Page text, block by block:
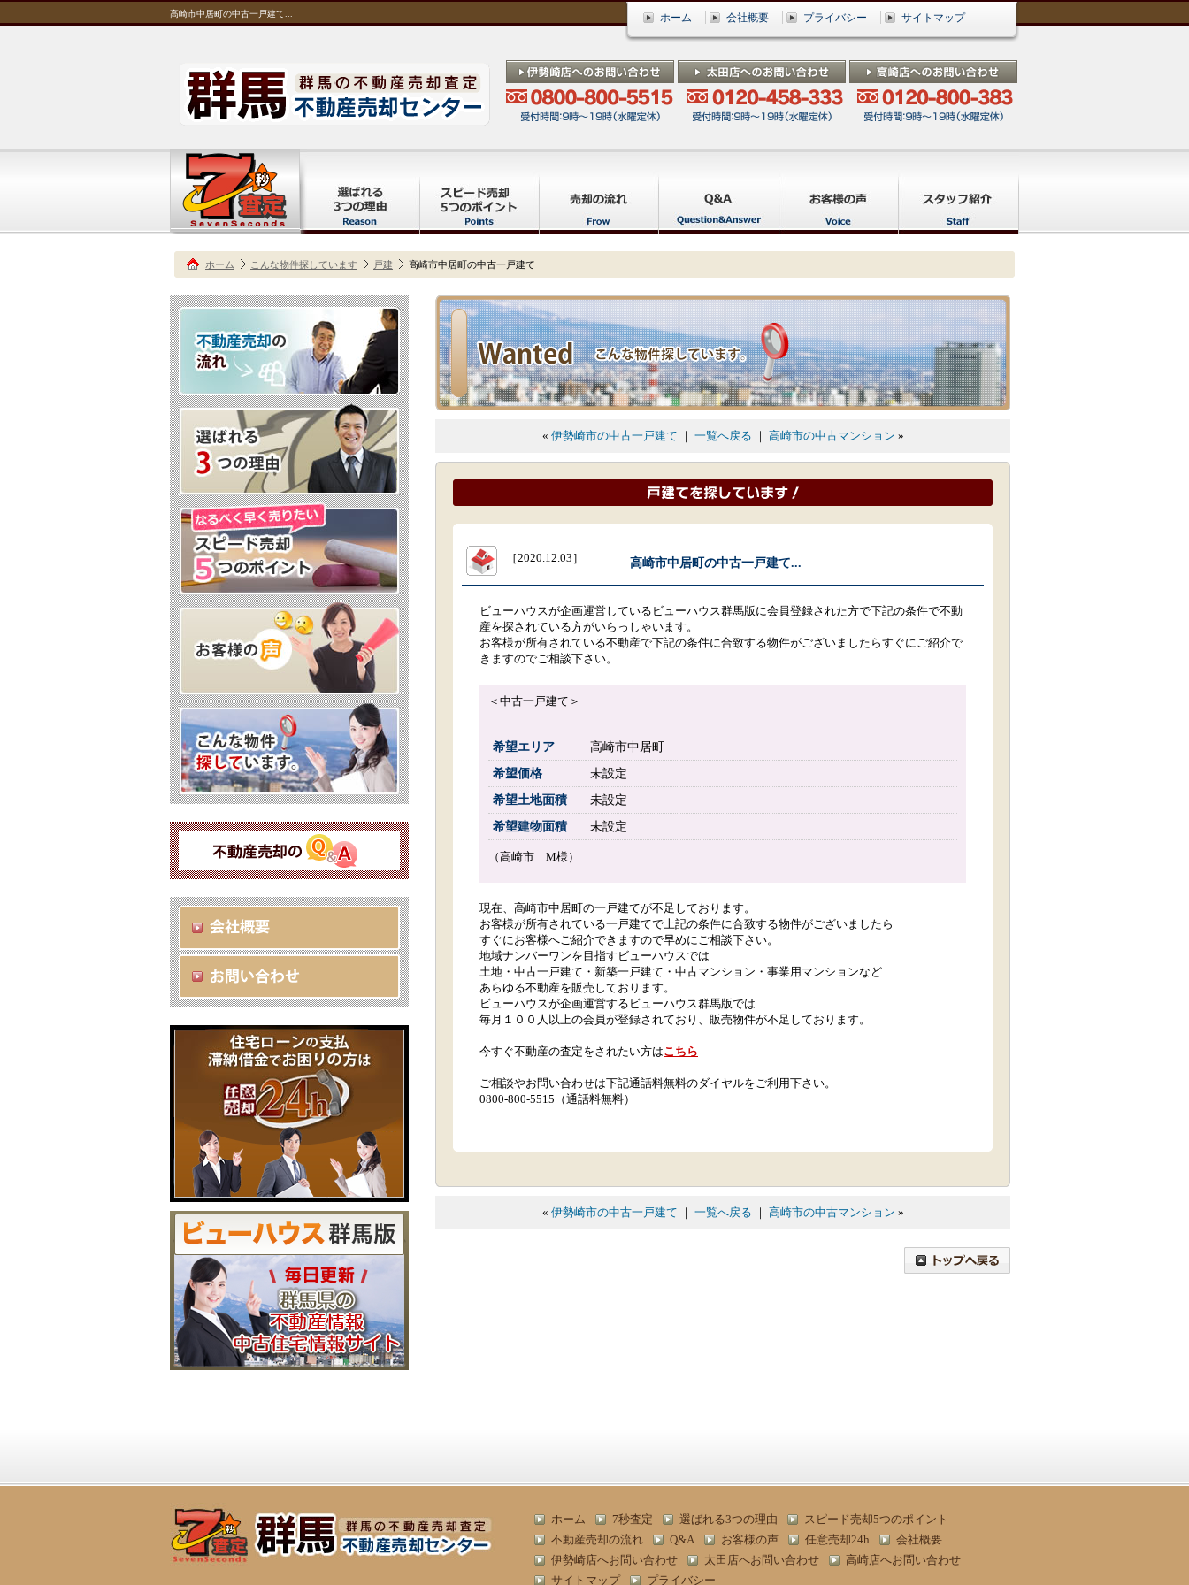
高崎市中居町の中古一戸建て... ホーム 会社概要 プライバシー サイトマップ
ホーム こんな物件探しています 戸建 高崎市中居町の中古一戸建て
« 伊勢崎市の中古一戸建て ｜ 一覧へ戻る ｜ 高崎市の中古マンション »
［2020.12.03］ 高崎市中居町の中古一戸建て...
ビューハウスが企画運営しているビューハウス群馬版に会員登録された方で下記の条件で不動
産を探されている方がいらっしゃいます。
お客様が所有されている不動産で下記の条件に合致する物件がございましたらすぐにご紹介で
きますのでご相談下さい。
＜中古一戸建て＞
希望エリア
高崎市中居町
希望価格
未設定
希望土地面積
未設定
希望建物面積
未設定
（高崎市 M様）
現在、高崎市中居町の一戸建てが不足しております。
お客様が所有されている一戸建てで上記の条件に合致する物件がございましたら
すぐにお客様へご紹介できますので早めにご相談下さい。
地域ナンバーワンを目指すビューハウスでは
土地・中古一戸建て・新築一戸建て・中古マンション・事業用マンションなど
あらゆる不動産を販売しております。
ビューハウスが企画運営するビューハウス群馬版では
毎月１００人以上の会員が登録されており、販売物件が不足しております。
今すぐ不動産の査定をされたい方はこちら
ご相談やお問い合わせは下記通話料無料のダイヤルをご利用下さい。
0800-800-5515（通話料無料）
« 伊勢崎市の中古一戸建て ｜ 一覧へ戻る ｜ 高崎市の中古マンション »
ホーム 7秒査定 選ばれる3つの理由
スピード売却5つのポイント
不動産売却の流れ
Q&A お客様の声 任意売却24h
会社概要
伊勢崎店へお問い合わせ
太田店へお問い合わせ
高崎店へお問い合わせ
サイトマップ
プライバシー